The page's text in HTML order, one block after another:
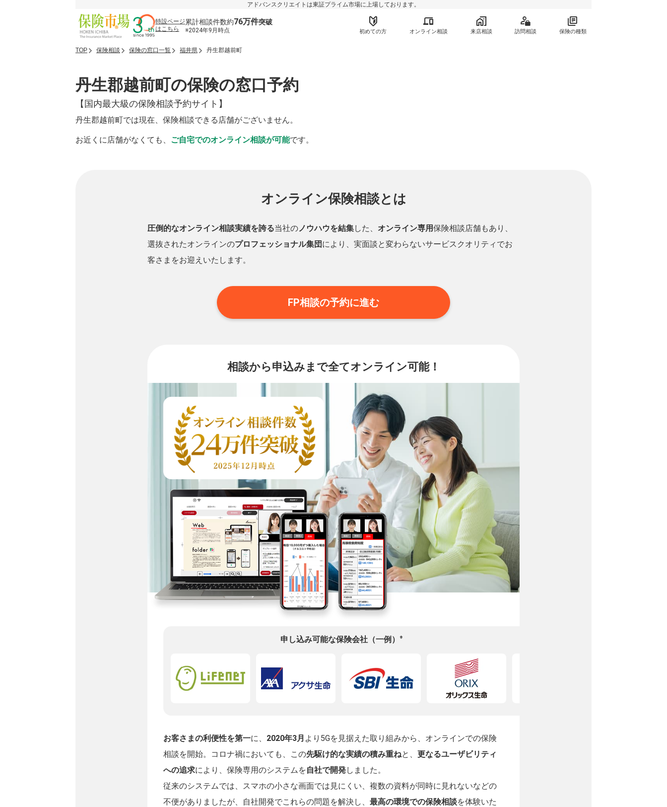
アドバンスクリエイトは東証プライム市場に上場しております。
特設ページ
はこちら
累計相談件数約76万件突破
※2024年9月時点 初めての方 オンライン相談 来店相談 訪問相談 保険の種類
TOP 保険相談 保険の窓口一覧 福井県 丹生郡越前町
丹生郡越前町の保険の窓口予約
【国内最大級の保険相談予約サイト】
丹生郡越前町では現在、保険相談できる店舗がございません。
お近くに店舗がなくても、 ご自宅でのオンライン相談が可能です。
オンライン保険相談とは
圧倒的なオンライン相談実績を誇る当社のノウハウを結集した、 オンライン専用保険相談店舗もあり、
選抜されたオンラインのプロフェッショナル集団 により、実面談と変わらないサービスクオリティでお
客さまをお迎えいたします。
FP相談の予約に進む
相談から申込みまで全てオンライン可能！
申し込み可能な保険会社（一例） ※
お客さまの利便性を第一に、 2020年3月 より5Gを見据えた取り組みから、オンラインでの保険
相談を開始。コロナ禍においても、この先駆け的な実績の積み重ねと、 更なるユーザビリティ
への追求により、保険専用のシステムを自社で開発しました。
従来のシステムでは、スマホの小さな画面では見にくい、複数の資料が同時に見れないなどの
不便がありましたが、自社開発でこれらの問題を解決し、 最高の環境での保険相談を体験いた